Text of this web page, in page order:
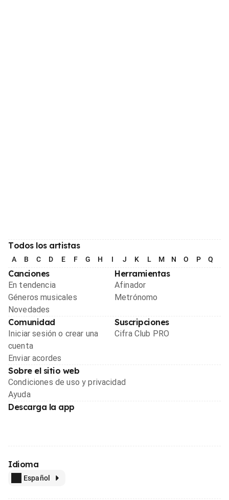
Todos los artistas
A B C D E F G H I J K L M N O P Q
Canciones
En tendencia
Géneros musicales
Novedades
Herramientas
Afinador
Metrónomo
Comunidad
Iniciar sesión o crear una
cuenta
Enviar acordes
Suscripciones
Cifra Club PRO
Sobre el sitio web
Condiciones de uso y privacidad
Ayuda
Descarga la app
Idioma
Español